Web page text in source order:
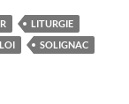
LITURGIE
SOLIGNAC